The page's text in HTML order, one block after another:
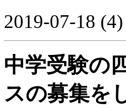
2019-07-18
中学受験の
スの募集を